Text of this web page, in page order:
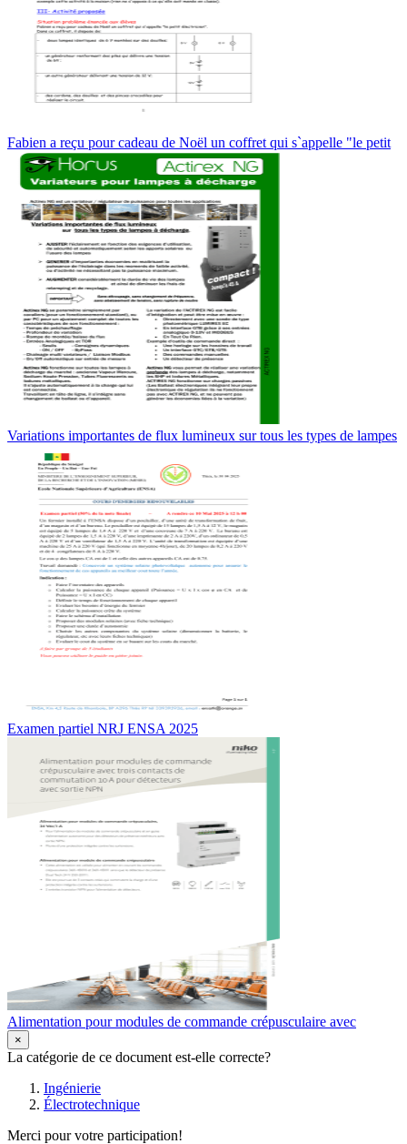
Fabien a reçu pour cadeau de Noël un coffret qui s`appelle "le petit
Variations importantes de flux lumineux sur tous les types de lampes
Examen partiel NRJ ENSA 2025
Alimentation pour modules de commande crépusculaire avec
×
La catégorie de ce document est-elle correcte?
Ingénierie
Électrotechnique
Merci pour votre participation!